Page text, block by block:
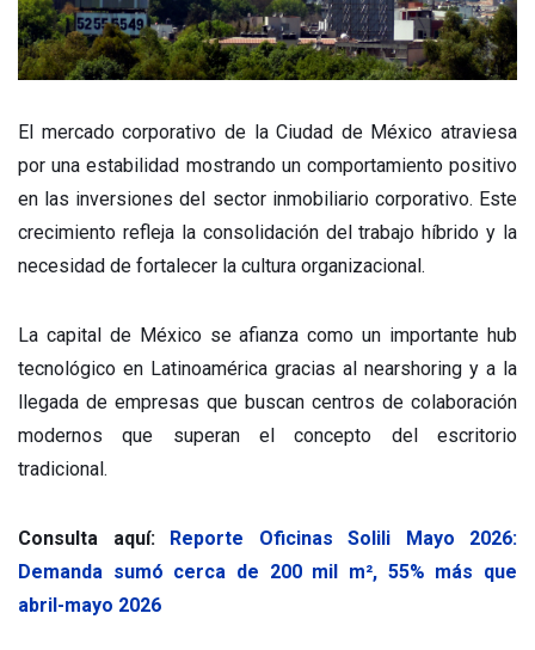
El mercado corporativo de la Ciudad de México atraviesa
por una estabilidad mostrando un comportamiento positivo
en las inversiones del sector inmobiliario corporativo. Este
crecimiento refleja la consolidación del trabajo híbrido y la
necesidad de fortalecer la cultura organizacional.
La capital de México se afianza como un importante hub
tecnológico en Latinoamérica gracias al nearshoring y a la
llegada de empresas que buscan centros de colaboración
modernos que superan el concepto del escritorio
tradicional.
Consulta aquí: Reporte Oficinas Solili Mayo 2026:
Demanda sumó cerca de 200 mil m², 55% más que
abril-mayo 2026